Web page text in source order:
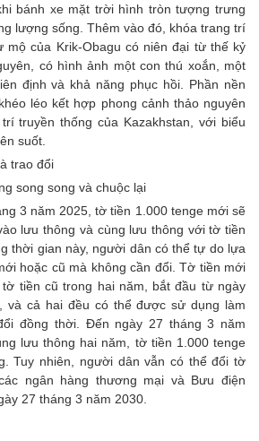
bánh xe mặt trời hình tròn tượng trưng
lượng sống. Thêm vào đó, khóa trang trí
mộ của Krik-Obagu có niên đại từ thế kỷ
có hình ảnh một con thú xoắn, một
định và khả năng phục hồi. Phần nền
léo kết hợp phong cảnh thảo nguyên
truyền thống của Kazakhstan, với biểu
suốt.
trao đổi
song song và chuộc lại
3 năm 2025, tờ tiền 1.000 tenge mới sẽ
lưu thông và cùng lưu thông với tờ tiền
thời gian này, người dân có thể tự do lựa
hoặc cũ mà không cần đổi. Tờ tiền mới
tiền cũ trong hai năm, bắt đầu từ ngày
và cả hai đều có thể được sử dụng làm
đồng thời. Đến ngày 27 tháng 3 năm
lưu thông hai năm, tờ tiền 1.000 tenge
Tuy nhiên, người dân vẫn có thể đổi tờ
ngân hàng thương mại và Bưu điện
27 tháng 3 năm 2030.